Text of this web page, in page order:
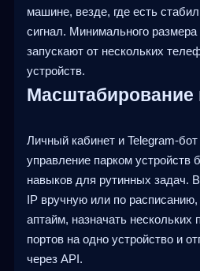
машине, везде, где есть
сигнал. Минимального
запускают от нескольких
устройств.
Масштабирование
Личный кабинет и Telegram-
управление парком устройств
навыков для рутинных задач.
IP вручную или по
аптайм, назначать нескольких
портов на одно устройство и
через API.